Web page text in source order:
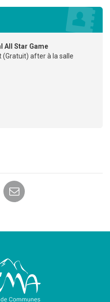
All Star Game
(Gratuit) after à la salle